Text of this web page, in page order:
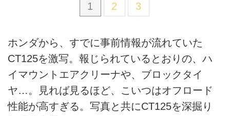
1 2 3
ホンダから、すでに事前情報が流れていた
CT125を激写。報じられているとおりの、ハ
イマウントエアクリーナや、ブロックタイ
ヤ…。見れば見るほど、こいつはオフロード
性能が高すぎる。写真と共にCT125を深掘り